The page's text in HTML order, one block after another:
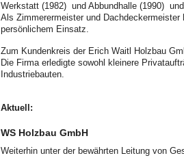
Werkstatt (1982) und Abbundhalle (1990)
Als Zimmerermeister und
persönlichem Einsatz.
Zum Kundenkreis der Erich Waitl Holzbau
Die Firma erledigte sowohl kleinere
Industriebauten.
Aktuell:
WS Holzbau GmbH
Weiterhin unter der bewährten Leitung von